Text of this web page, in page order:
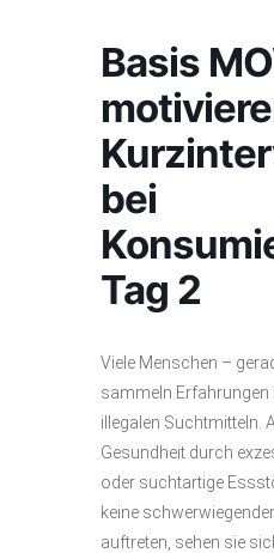
Basis
bei
Tag 2
Viele Menschen –
sammeln
illegalen Suchtmitteln.
Gesundheit durch
oder suchtartige
keine
auftreten, sehen sie